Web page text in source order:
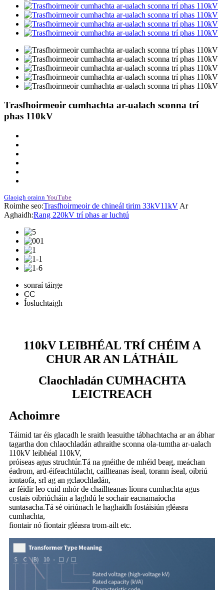
Trasfhoirmeoir cumhachta ar-ualach sconna trí
phas 110kV
Glaoigh orainn YouTube
Roimhe seo:Trasfhoirmeoir de chineál tirim 33kV11kV Ar
Aghaidh:Rang 220kV trí phas ar luchtú
sonraí táirge
CC
Íosluchtaigh
110kV LEIBHÉAL TRÍ CHÉIM A
CHUR AR AN LÁTHÁIL
Claochladán CUMHACHTA
LEICTREACH
Achoimre
Táimid tar éis glacadh le sraith leasuithe tábhachtacha ar an ábhar
tagartha don chlaochladán athraithe sconna ola-tumtha ar-ualach
110kV leibhéal 110kV,
próiseas agus struchtúr.Tá na gnéithe de mhéid beag, meáchan
éadrom, ard-éifeachtúlacht, caillteanas íseal, torann íseal, oibriú
iontaofa, srl ag an gclaochladán,
ar féidir leo cuid mhór de chaillteanas líonra cumhachta agus
costais oibriúcháin a laghdú le sochair eacnamaíocha
suntasacha.Tá sé oiriúnach le haghaidh fostáisiún gléasra
cumhachta,
fiontair nó fiontair gléasra trom-ailt etc.